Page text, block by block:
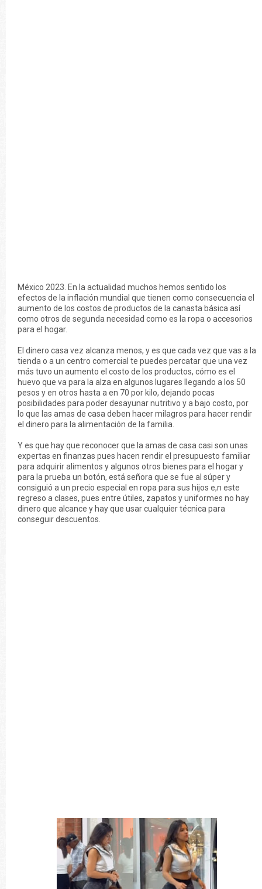
México 2023. En la actualidad muchos hemos sentido los
efectos de la inflación mundial que tienen como consecuencia el
aumento de los costos de productos de la canasta básica así
como otros de segunda necesidad como es la ropa o accesorios
para el hogar.
El dinero casa vez alcanza menos, y es que cada vez que vas a la
tienda o a un centro comercial te puedes percatar que una vez
más tuvo un aumento el costo de los productos, cómo es el
huevo que va para la alza en algunos lugares llegando a los 50
pesos y en otros hasta a en 70 por kilo, dejando pocas
posibilidades para poder desayunar nutritivo y a bajo costo, por
lo que las amas de casa deben hacer milagros para hacer rendir
el dinero para la alimentación de la familia.
Y es que hay que reconocer que la amas de casa casi son unas
expertas en finanzas pues hacen rendir el presupuesto familiar
para adquirir alimentos y algunos otros bienes para el hogar y
para la prueba un botón, está señora que se fue al súper y
consiguió a un precio especial en ropa para sus hijos e,n este
regreso a clases, pues entre útiles, zapatos y uniformes no hay
dinero que alcance y hay que usar cualquier técnica para
conseguir descuentos.